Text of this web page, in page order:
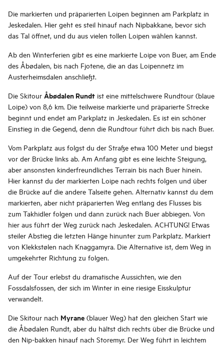
Die markierten und präparierten Loipen beginnen am Parkplatz in
Jeskedalen. Hier geht es steil hinauf nach Nipbakkane, bevor sich
das Tal öffnet, und du aus vielen tollen Loipen wählen kannst.
Ab den Winterferien gibt es eine markierte Loipe von Buer, am Ende
des Åbødalen, bis nach Fjotene, die an das Loipennetz im
Austerheimsdalen anschließt.
Die Skitour Åbødalen Rundt ist eine mittelschwere Rundtour (blaue
Loipe) von 8,6 km. Die teilweise markierte und präparierte Strecke
beginnt und endet am Parkplatz in Jeskedalen. Es ist ein schöner
Einstieg in die Gegend, denn die Rundtour führt dich bis nach Buer.
Vom Parkplatz aus folgst du der Straße etwa 100 Meter und biegst
vor der Brücke links ab. Am Anfang gibt es eine leichte Steigung,
aber ansonsten kinderfreundliches Terrain bis nach Buer hinein.
Hier kannst du der markierten Loipe nach rechts folgen und über
die Brücke auf die andere Talseite gehen. Alternativ kannst du dem
markierten, aber nicht präparierten Weg entlang des Flusses bis
zum Takhidler folgen und dann zurück nach Buer abbiegen. Von
hier aus führt der Weg zurück nach Jeskedalen. ACHTUNG! Etwas
steiler Abstieg die letzten Hänge hinunter zum Parkplatz. Markiert
von Klekkstølen nach Knaggamyra. Die Alternative ist, dem Weg in
umgekehrter Richtung zu folgen.
Auf der Tour erlebst du dramatische Aussichten, wie den
Fossdalsfossen, der sich im Winter in eine riesige Eisskulptur
verwandelt.
Die Skitour nach Myrane (blauer Weg) hat den gleichen Start wie
die Åbødalen Rundt, aber du hältst dich rechts über die Brücke und
den Nip-bakken hinauf nach Storemyr. Der Weg führt in leichtem